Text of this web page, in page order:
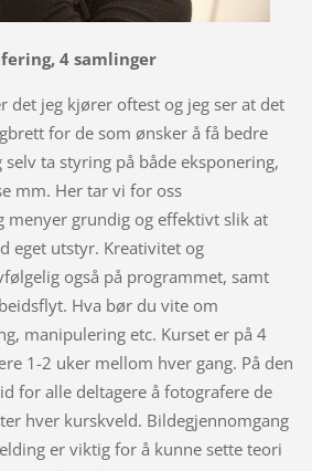
4 samlinger
det jeg kjører oftest og jeg ser at det
for de som ønsker å få bedre
ta styring på både eksponering,
mm. Her tar vi for oss
menyer grundig og effektivt slik at
eget utstyr. Kreativitet og
også på programmet, samt
Hva bør du vite om
manipulering etc. Kurset er på 4
1-2 uker mellom hver gang. På den
for alle deltagere å fotografere de
hver kurskveld. Bildegjennomgang
er viktig for å kunne sette teori